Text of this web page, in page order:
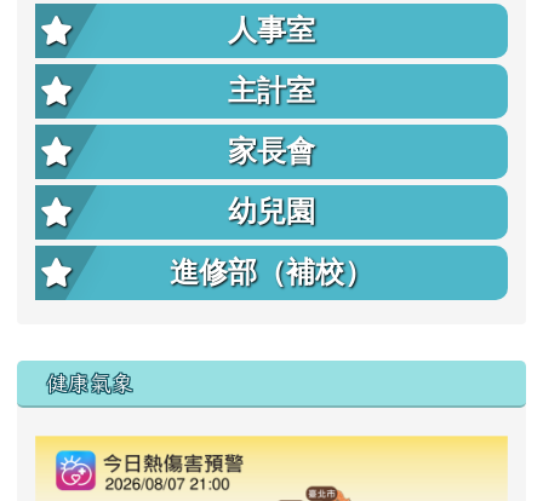
人事室
主計室
家長會
幼兒園
進修部（補校）
右邊區域內容
健康氣象